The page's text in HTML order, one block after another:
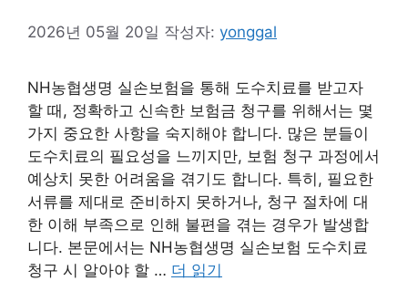
2026년 05월 20일 작성자: yonggal
NH농협생명 실손보험을 통해 도수치료를 받고자
할 때, 정확하고 신속한 보험금 청구를 위해서는 몇
가지 중요한 사항을 숙지해야 합니다. 많은 분들이
도수치료의 필요성을 느끼지만, 보험 청구 과정에서
예상치 못한 어려움을 겪기도 합니다. 특히, 필요한
서류를 제대로 준비하지 못하거나, 청구 절차에 대
한 이해 부족으로 인해 불편을 겪는 경우가 발생합
니다. 본문에서는 NH농협생명 실손보험 도수치료
청구 시 알아야 할 … 더 읽기